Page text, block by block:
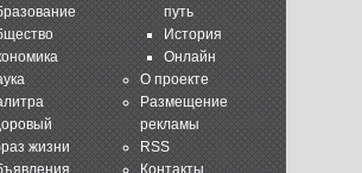
жизни
путь
История
Онлайн
О проекте
Размещение
рекламы
RSS
Контакты